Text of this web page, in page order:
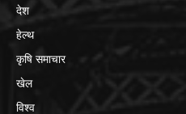
देश
हेल्थ
कृषि समाचार
खेल
विश्व